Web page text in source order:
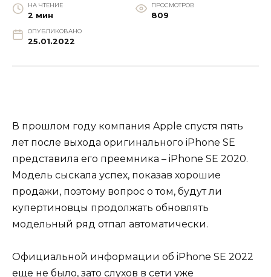
НА ЧТЕНИЕ
2 мин
ПРОСМОТРОВ
809
ОПУБЛИКОВАНО
25.01.2022
В прошлом году компания Apple спустя пять
лет после выхода оригинального iPhone SE
представила его преемника – iPhone SE 2020.
Модель сыскала успех, показав хорошие
продажи, поэтому вопрос о том, будут ли
купертиновцы продолжать обновлять
модельный ряд отпал автоматически.
Официальной информации об iPhone SE 2022
еще не было, зато слухов в сети уже